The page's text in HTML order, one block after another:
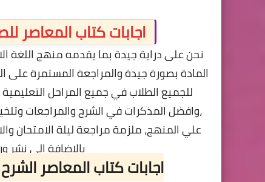
اجابات كتاب المعاصر
نحن على دراية جيدة بما يقدمه منهج اللغة
المادة بصورة جيدة والمراجعة المستمرة
للجميع الطلاب في جميع المراحل
،وافضل المذكرات في الشرح والمراجعات
علي المنهج، ملزمة مراجعة ليلة الامتحان
بالاضافة الي نشر
اجابات كتاب المعاصر الشرح